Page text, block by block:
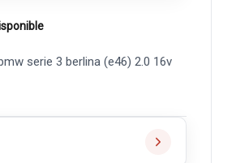
serie 3 berlina (e46) 2.0 16v